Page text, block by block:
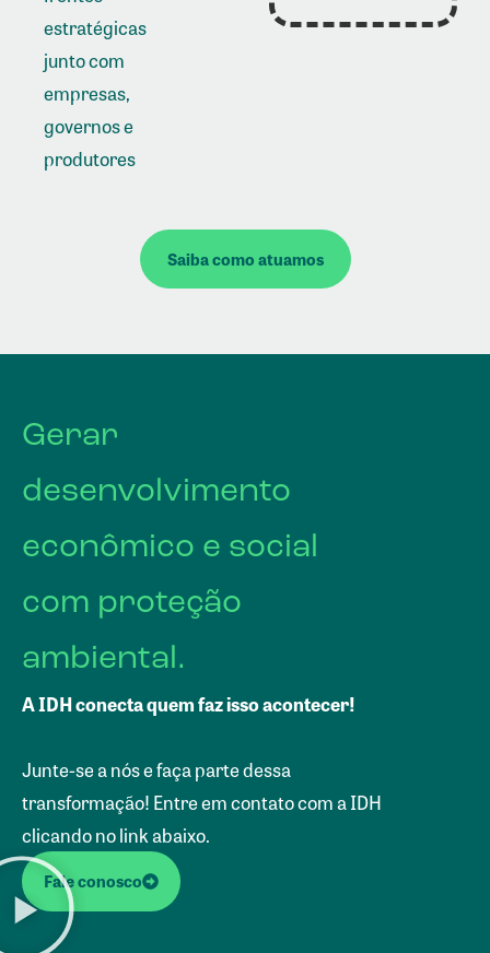
estratégicas
junto com
empresas,
governos e
produtores
Saiba como atuamos
Gerar
desenvolvimento
econômico e social
com proteção
ambiental.
A IDH conecta quem faz isso acontecer!
Junte-se a nós e faça parte dessa
transformação! Entre em contato com a IDH
clicando no link abaixo.
Fale conosco